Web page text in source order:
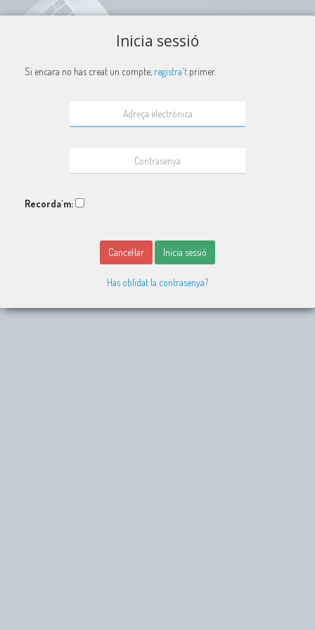
Inicia sessió
Si encara no has creat un compte, registra't primer.
Recorda'm:
Cancel·lar Inicia sessió
Has oblidat la contrasenya?